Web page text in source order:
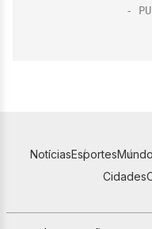
NotíciasEsportes
Cidades